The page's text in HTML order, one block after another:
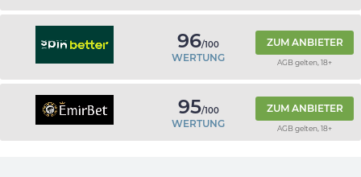
96/100
WERTUNG
ZUM ANBIETER
AGB gelten, 18+
95/100
WERTUNG
ZUM ANBIETER
AGB gelten, 18+